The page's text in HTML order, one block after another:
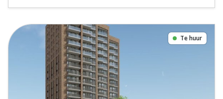
Te huur